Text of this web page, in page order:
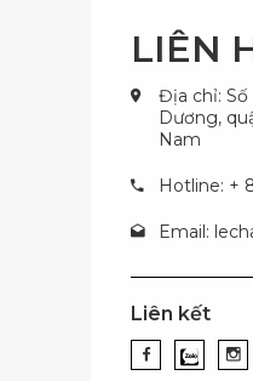
LIÊN
Địa chỉ: Số
Dương,
Nam
Hotline: +
Email:
Liên kết